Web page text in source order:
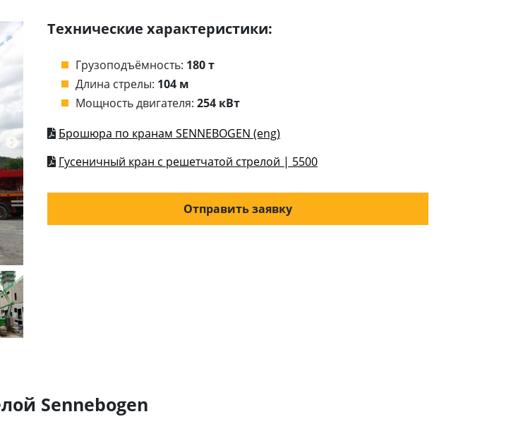
Технические характеристики:
Грузоподъёмность: 180 т
Длина стрелы: 104 м
Мощность двигателя: 254 кВт
Брошюра по кранам SENNEBOGEN (eng)
Гусеничный кран с решетчатой стрелой | 5500
Отправить заявку
Sennebogen